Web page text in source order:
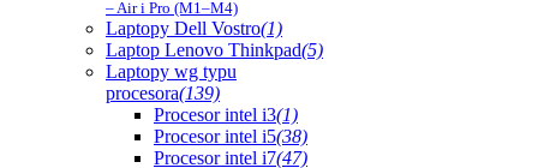
– Air i Pro (M1–M4)
Laptopy Dell Vostro(1)
Laptop Lenovo Thinkpad(5)
Laptopy wg typu
procesora(139)
Procesor intel i3(1)
Procesor intel i5(38)
Procesor intel i7(47)